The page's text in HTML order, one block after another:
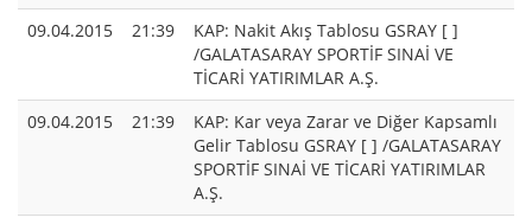
09.04.2015
21:39
KAP: Nakit Akış Tablosu GSRAY [ ]
/GALATASARAY SPORTİF SINAİ VE
TİCARİ YATIRIMLAR A.Ş.
09.04.2015
21:39
KAP: Kar veya Zarar ve Diğer Kapsamlı
Gelir Tablosu GSRAY [ ] /GALATASARAY
SPORTİF SINAİ VE TİCARİ YATIRIMLAR
A.Ş.